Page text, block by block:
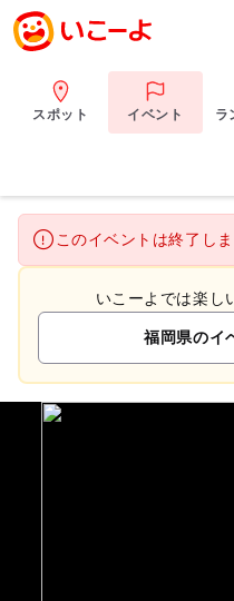
スポット イベント ラ
このイベントは終了しま
いこーよでは楽し
福岡県のイ